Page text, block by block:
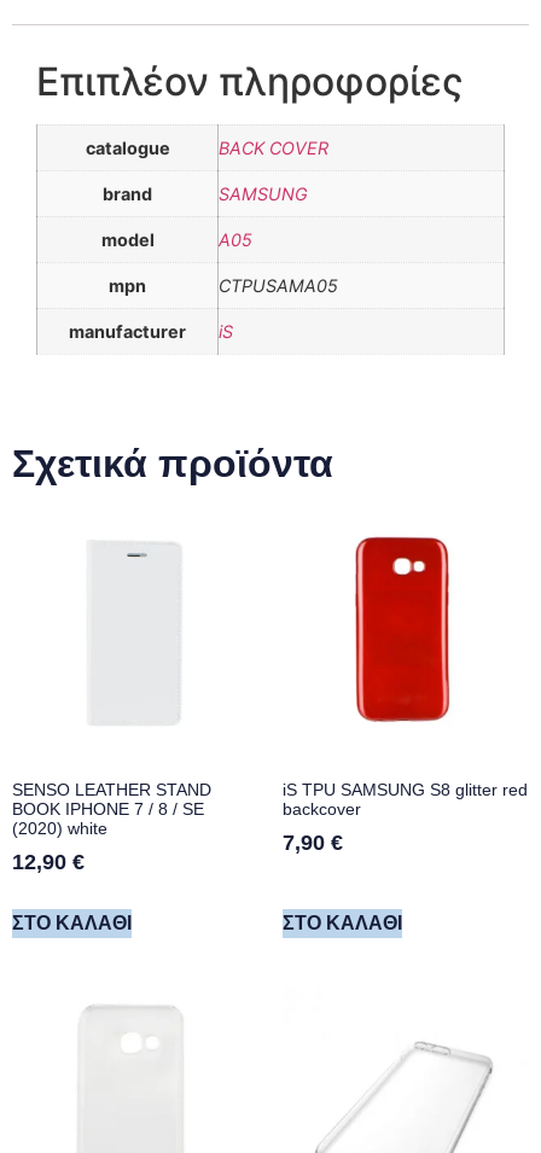
Επιπλέον πληροφορίες
catalogue BACK COVER
brand SAMSUNG
model A05
mpn CTPUSAMA05
manufacturer iS
Σχετικά προϊόντα
SENSO LEATHER STAND
BOOK IPHONE 7 / 8 / SE
(2020) white
12,90 €
ΣΤΟ ΚΑΛΆΘΙ
iS TPU SAMSUNG S8 glitter red
backcover
7,90 €
ΣΤΟ ΚΑΛΆΘΙ